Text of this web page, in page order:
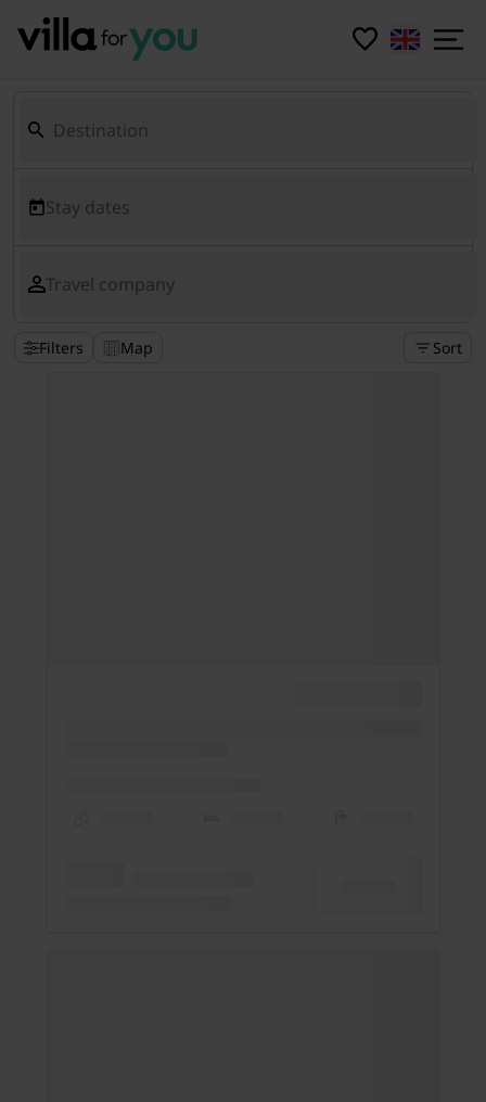
Stay dates
Travel company
Filters Map Sort